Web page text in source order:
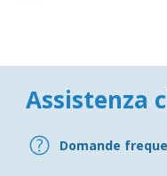
Assistenza
Domande